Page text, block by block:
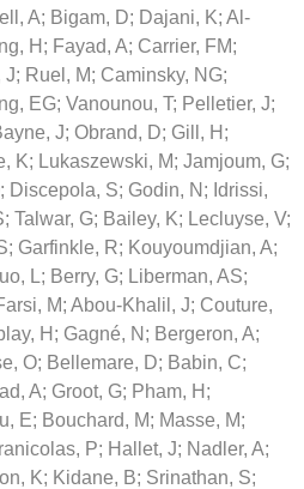
A; Bigam, D; Dajani, K; Al-
H ; Fayad, A; Carrier, FM;
J; Ruel, M; Caminsky, NG;
EG; Vanounou, T; Pelletier, J;
J; Obrand, D; Gill, H ;
K; Lukaszewski, M; Jamjoum, G;
; Discepola, S; Godin, N ; Idrissi,
; Talwar, G; Bailey, K; Lecluyse, V;
; Garfinkle, R; Kouyoumdjian, A;
L; Berry, G; Liberman, AS;
M; Abou-Khalil, J; Couture,
H ; Gagné, N ; Bergeron, A;
O; Bellemare, D; Babin, C;
A; Groot, G; Pham, H ;
E; Bouchard, M; Masse, M;
P; Hallet, J; Nadler, A;
K; Kidane, B; Srinathan, S;